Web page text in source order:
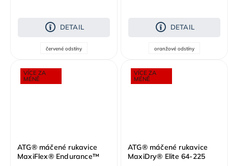
DETAIL
červené odstíny
DETAIL
oranžové odstíny
VÍCE ZA
MÉNĚ
ATG® máčené rukavice
MaxiFlex® Endurance™
VÍCE ZA
MÉNĚ
ATG® máčené rukavice
MaxiDry® Elite 64-225